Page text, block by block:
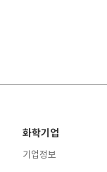
화학기업
기업정보